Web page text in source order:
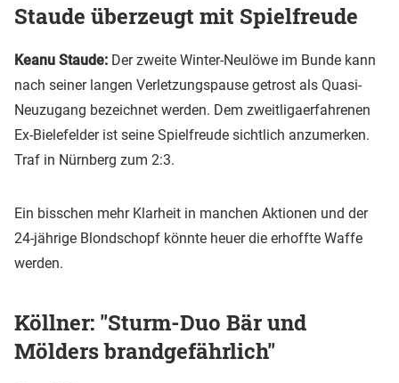
Staude überzeugt mit Spielfreude
Keanu Staude: Der zweite Winter-Neulöwe im Bunde kann
nach seiner langen Verletzungspause getrost als Quasi-
Neuzugang bezeichnet werden. Dem zweitligaerfahrenen
Ex-Bielefelder ist seine Spielfreude sichtlich anzumerken.
Traf in Nürnberg zum 2:3.
Ein bisschen mehr Klarheit in manchen Aktionen und der
24-jährige Blondschopf könnte heuer die erhoffte Waffe
werden.
Köllner: "Sturm-Duo Bär und
Mölders brandgefährlich"